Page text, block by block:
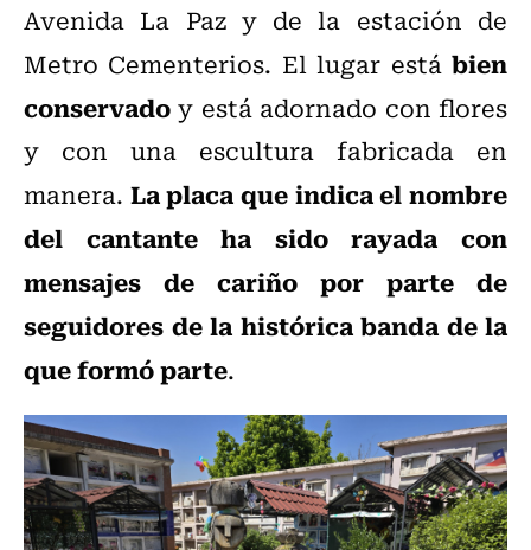
Avenida La Paz y de la estación de
Metro Cementerios. El lugar está bien
conservadoy está adornado con flores
y con una escultura fabricada en
manera. La placa que indica el nombre
del cantante ha sido rayada con
mensajes de cariño por parte de
seguidores de la histórica banda de la
que formó parte.